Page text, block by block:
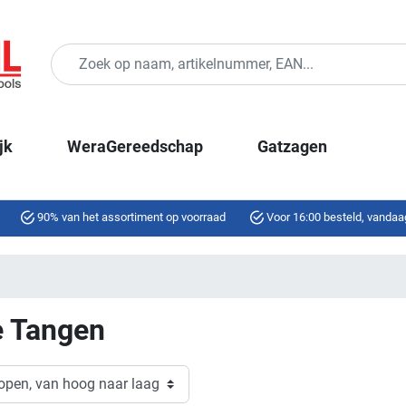
WeraGereedschap Gatzagen
90% van het assortiment op voorraad Voor 16:00 besteld,
Tangen